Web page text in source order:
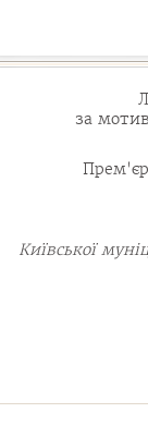
за
Київської